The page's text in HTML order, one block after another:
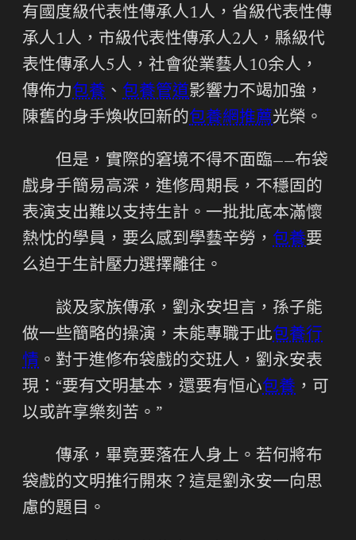
有國度級代表性傳承人1人，省級代表性傳
承人1人，市級代表性傳承人2人，縣級代
表性傳承人5人，社會從業藝人10余人，
傳佈力包養 、 包養管道影響力不竭加強，
陳舊的身手煥收回新的包養網推薦光榮。
但是，實際的窘境不得不面臨——布袋
戲身手簡易高深，進修周期長，不穩固的
表演支出難以支持生計。一批批底本滿懷
熱忱的學員，要么感到學藝辛勞， 包養要
么迫于生計壓力選擇離往。
談及家族傳承，劉永安坦言，孫子能
做一些簡略的操演，未能專職于此包養行
情 。對于進修布袋戲的交班人，劉永安表
現：“要有文明基本，還要有恒心包養 ，可
以或許享樂刻苦。”
傳承，畢竟要落在人身上。若何將布
袋戲的文明推行開來？這是劉永安一向思
慮的題目。